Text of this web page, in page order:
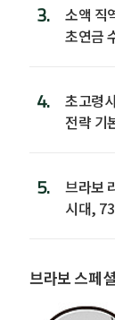
3.
소액 직
초연금
4.
초고령
전략 기
5.
브라보
시대,
브라보 스페셜